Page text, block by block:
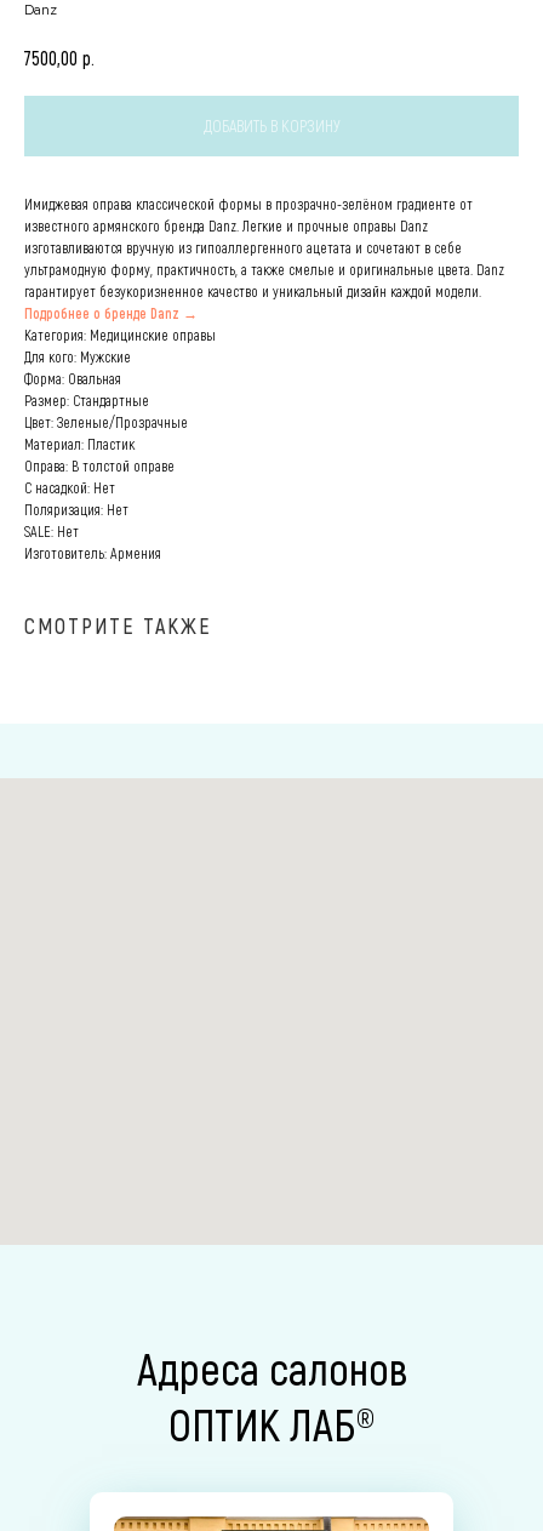
Danz
7500,00 р.
ДОБАВИТЬ В КОРЗИНУ
Имиджевая оправа классической формы в прозрачно-зелёном градиенте от
известного армянского бренда Danz. Легкие и прочные оправы Danz
изготавливаются вручную из гипоаллергенного ацетата и сочетают в себе
ультрамодную форму, практичность, а также смелые и оригинальные цвета. Danz
гарантирует безукоризненное качество и уникальный дизайн каждой модели.
Подробнее о бренде Danz →
Категория: Медицинские оправы
Для кого: Мужские
Форма: Овальная
Размер: Стандартные
Цвет: Зеленые/Прозрачные
Материал: Пластик
Оправа: В толстой оправе
С насадкой: Нет
Поляризация: Нет
SALE: Нет
Изготовитель: Армения
СМОТРИТЕ ТАКЖЕ
Адреса салонов
ОПТИК ЛАБ®